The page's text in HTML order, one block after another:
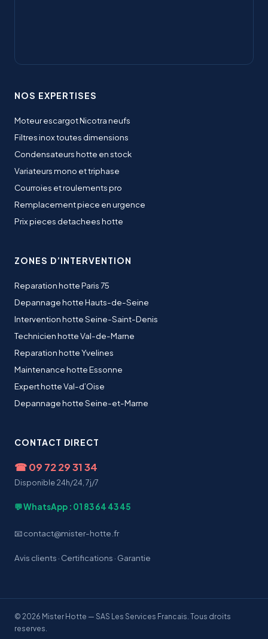
NOS EXPERTISES
Moteur escargot Nicotra neufs
Filtres inox toutes dimensions
Condensateurs hotte en stock
Variateurs mono et triphase
Courroies et roulements pro
Remplacement piece en urgence
Prix pieces detachees hotte
ZONES D’INTERVENTION
Reparation hotte Paris 75
Depannage hotte Hauts-de-Seine
Intervention hotte Seine-Saint-Denis
Technicien hotte Val-de-Marne
Reparation hotte Yvelines
Maintenance hotte Essonne
Expert hotte Val-d’Oise
Depannage hotte Seine-et-Marne
CONTACT DIRECT
☎09 72 29 31 34
Disponible 24h/24, 7j/7
💬 WhatsApp : 01 83 64 43 45
📧 contact@mister-hotte.fr
Avis clients · Certifications · Garantie
© 2026 Mister Hotte — SAS Les Services Francais. Tous droits
reserves.